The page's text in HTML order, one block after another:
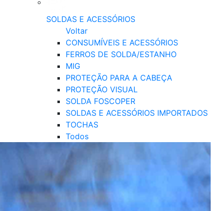
SOLDAS E ACESSÓRIOS
Voltar
CONSUMÍVEIS E ACESSÓRIOS
FERROS DE SOLDA/ESTANHO
MIG
PROTEÇÃO PARA A CABEÇA
PROTEÇÃO VISUAL
SOLDA FOSCOPER
SOLDAS E ACESSÓRIOS IMPORTADOS
TOCHAS
Todos